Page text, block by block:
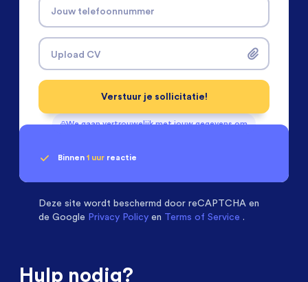
Jouw telefoonnummer
Upload CV
We gaan vertrouwelijk met jouw gegevens om
Verstuur je sollicitatie!
Binnen 1 uur reactie
Deze site wordt beschermd door reCAPTCHA en
de Google Privacy Policy en Terms of Service .
Hulp nodig?